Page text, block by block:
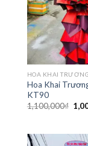
HOA KHAI TRƯƠNG
Hoa Khai
KT90
1,100,000₫ Giá
gốc